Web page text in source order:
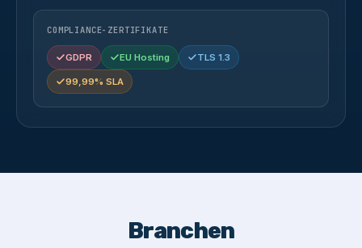
COMPLIANCE-ZERTIFIKATE
GDPR EU Hosting TLS 1.3
99,99% SLA
Branchen